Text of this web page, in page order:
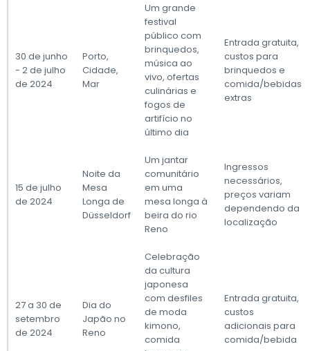
30 de junho
- 2 de julho
de 2024
Porto,
Cidade,
Mar
Um grande
festival
público com
brinquedos,
música ao
vivo, ofertas
culinárias e
fogos de
artifício no
último dia
Entrada gratuita,
custos para
brinquedos e
comida/bebidas
extras
15 de julho
de 2024
Noite da
Mesa
Longa de
Düsseldorf
Um jantar
comunitário
em uma
mesa longa à
beira do rio
Reno
Ingressos
necessários,
preços variam
dependendo da
localização
27 a 30 de
setembro
de 2024
Dia do
Japão no
Reno
Celebração
da cultura
japonesa
com desfiles
de moda
kimono,
comida
Entrada gratuita,
custos
adicionais para
comida/bebida